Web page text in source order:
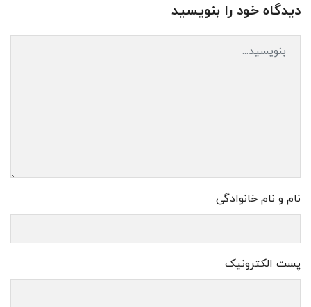
دیدگاه خود را بنویسید
نام و نام خانوادگی
پست الکترونیک